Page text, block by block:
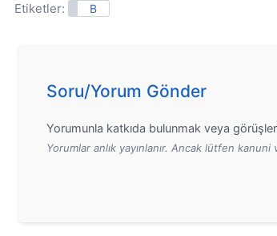
Etiketler: B
Soru/Yorum Gönder
Yorumunla katkıda bulunmak veya
Yorumlar anlık yayınlanır. Ancak lütfen